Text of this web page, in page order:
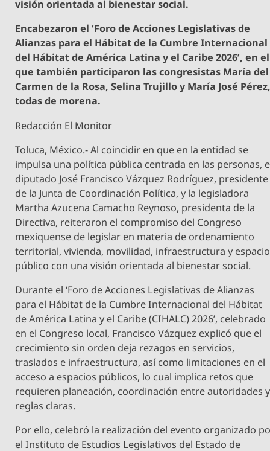
visión orientada al bienestar social.
Encabezaron el ‘Foro de Acciones Legislativas de
Alianzas para el Hábitat de la Cumbre Internacional
del Hábitat de América Latina y el Caribe 2026’, en el
que también participaron las congresistas María del
Carmen de la Rosa, Selina Trujillo y María José
todas de morena.
Redacción El Monitor
Toluca, México.- Al coincidir en que en la entidad se
impulsa una política pública centrada en las personas,
diputado José Francisco Vázquez Rodríguez, presidente
de la Junta de Coordinación Política, y la legisladora
Martha Azucena Camacho Reynoso, presidenta de la
Directiva, reiteraron el compromiso del Congreso
mexiquense de legislar en materia de ordenamiento
territorial, vivienda, movilidad, infraestructura y espacio
público con una visión orientada al bienestar social.
Durante el ‘Foro de Acciones Legislativas de Alianzas
para el Hábitat de la Cumbre Internacional del Hábitat
de América Latina y el Caribe (CIHALC) 2026’, celebrado
en el Congreso local, Francisco Vázquez explicó que el
crecimiento sin orden deja rezagos en servicios,
traslados e infraestructura, así como limitaciones en el
acceso a espacios públicos, lo cual implica retos que
requieren planeación, coordinación entre autoridades y
reglas claras.
Por ello, celebró la realización del evento organizado
el Instituto de Estudios Legislativos del Estado de